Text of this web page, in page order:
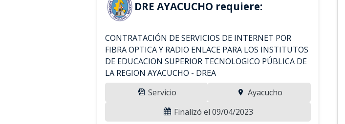
DRE AYACUCHO requiere:
CONTRATACIÓN DE SERVICIOS DE INTERNET POR
FIBRA OPTICA Y RADIO ENLACE PARA LOS INSTITUTOS
DE EDUCACION SUPERIOR TECNOLOGICO PÚBLICA DE
LA REGION AYACUCHO - DREA
Servicio
Ayacucho
Finalizó el 09/04/2023